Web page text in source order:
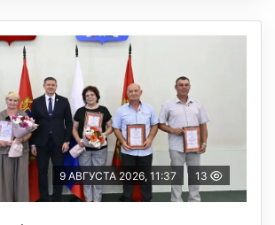
9 АВГУСТА 2026, 11:37 13